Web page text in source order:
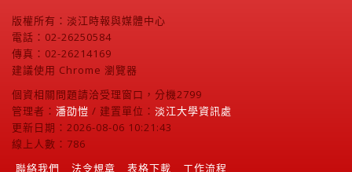
版權所有：淡江時報與媒體中心
電話：02-26250584
傳真：02-26214169
建議使用 Chrome 瀏覽器
個資相關問題請洽受理窗口，分機2799
管理者： 潘劭愷 / 建置單位： 淡江大學資訊處
更新日期：2026-08-06 10:21:43
線上人數：786
聯絡我們
法令規章 表格下載 工作流程